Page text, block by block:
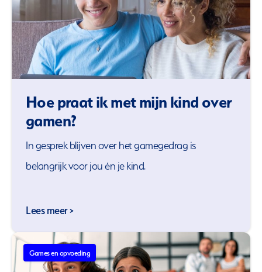
Hoe praat ik met mijn kind over
gamen?
In gesprek blijven over het gamegedrag is
belangrijk voor jou én je kind.
Lees meer >
Games en opvoeding